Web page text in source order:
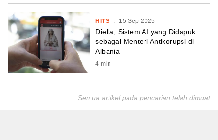
HITS . 15 Sep 2025
Diella, Sistem AI yang Didapuk
sebagai Menteri Antikorupsi di
Albania
4 min
Semua artikel pada pencarian telah dimuat